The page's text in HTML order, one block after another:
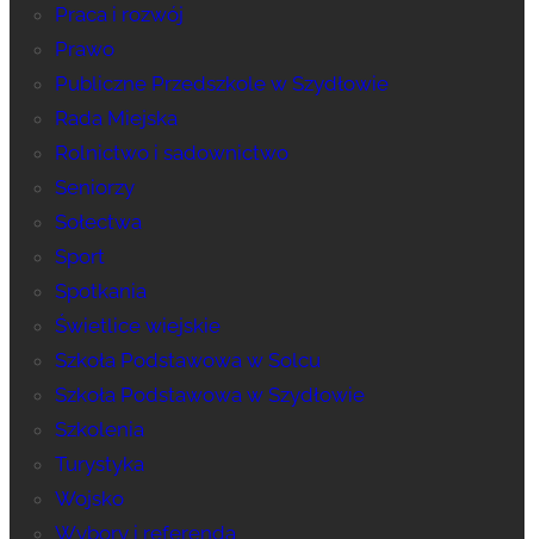
Praca i rozwój
Prawo
Publiczne Przedszkole w Szydłowie
Rada Miejska
Rolnictwo i sadownictwo
Seniorzy
Sołectwa
Sport
Spotkania
Świetlice wiejskie
Szkoła Podstawowa w Solcu
Szkoła Podstawowa w Szydłowie
Szkolenia
Turystyka
Wojsko
Wybory i referenda